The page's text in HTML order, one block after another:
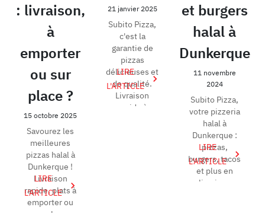
: livraison,
à
emporter
ou sur
place ?
15 octobre 2025
Savourez les
meilleures
pizzas halal à
Dunkerque !
Livraison
rapide, plats à
emporter ou
sur place.
LIRE
L'ARTICLE
21 janvier 2025
Subito Pizza,
c'est la
garantie de
pizzas
délicieuses et
de qualité.
Livraison
rapide à
LIRE
L'ARTICLE
et burgers
halal à
Dunkerque
11 novembre
2024
Subito Pizza,
votre pizzeria
halal à
Dunkerque :
pizzas,
burgers, tacos
et plus en
livraison
LIRE
L'ARTICLE